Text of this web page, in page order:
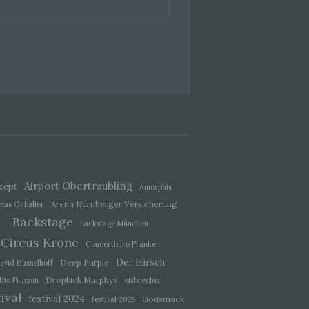
Airport Obertraubling
Amorphis
Gabalier
Arena Nürnberger Versicherung
Backstage Backstage München
Circus Krone
Concertbüro Franken
Hasselhoff
Deep Purple Der Hirsch
Die Prinzen Dropkick Murphys eisbrecher
festival 2024 festival 2025 Godsmack